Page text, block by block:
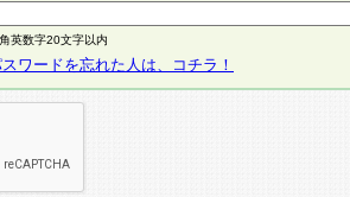
英数字20文字以内
ワードを忘れた人は、コチラ！